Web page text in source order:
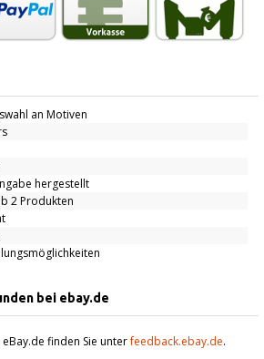
an Motiven
hergestellt
2 Produkten
bei ebay.de
finden Sie unterfeedback.ebay.de.